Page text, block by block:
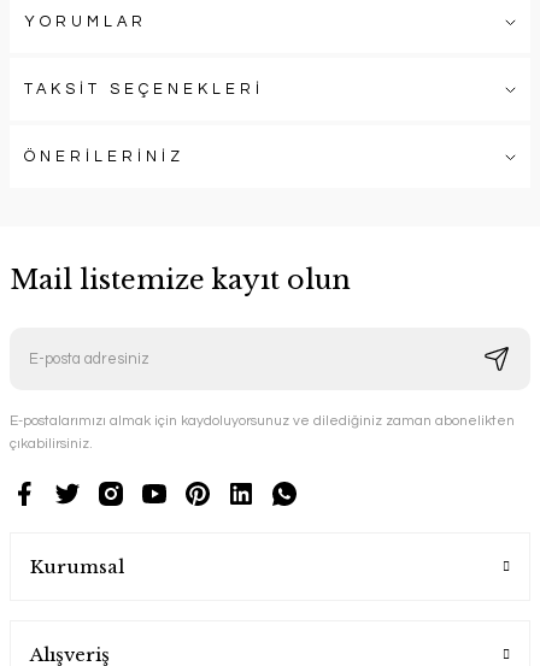
YORUMLAR
TAKSİT SEÇENEKLERİ
ÖNERİLERİNİZ
Mail listemize kayıt olun
E-postalarımızı almak için kaydoluyorsunuz ve dilediğiniz zaman abonelikten
çıkabilirsiniz.
Kurumsal
Alışveriş